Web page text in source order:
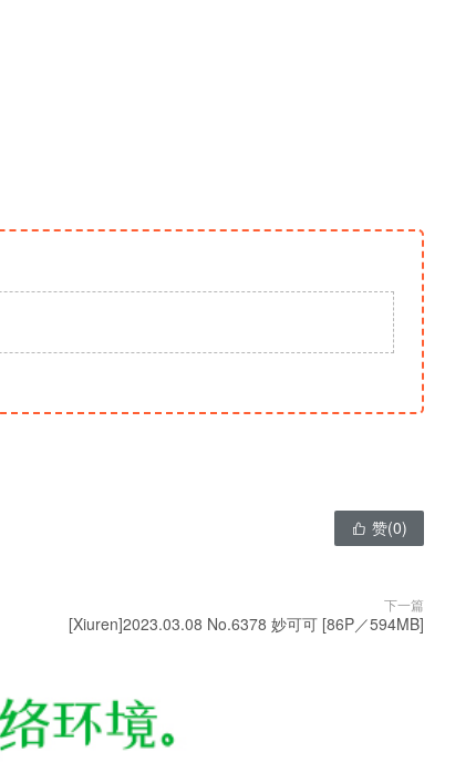
 赞(0)
下一篇
[Xiuren]2023.03.08 No.6378 妙可可 [86P／594MB]